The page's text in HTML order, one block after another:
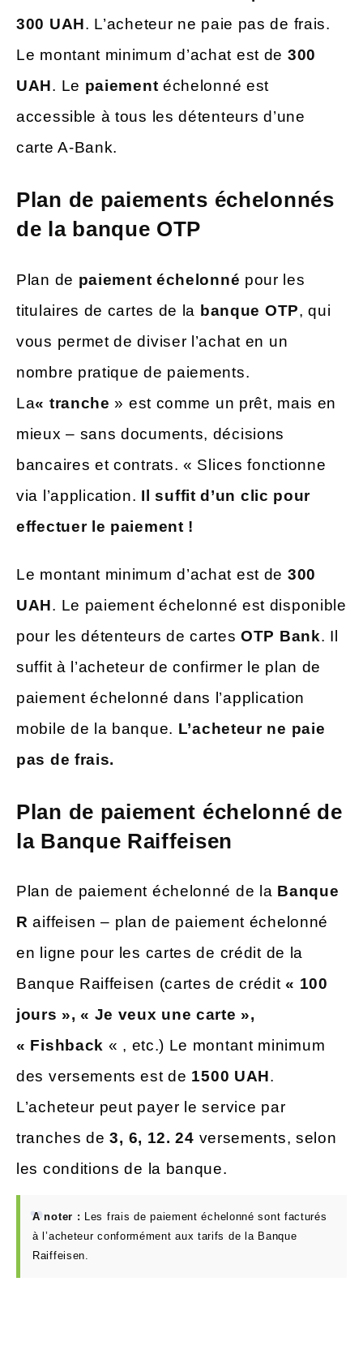
300 UAH. L’acheteur ne paie pas de frais.
Le montant minimum d’achat est de 300
UAH. Le paiement échelonné est
accessible à tous les détenteurs d’une
carte A-Bank.
Plan de paiements échelonnés
de la banque OTP
Plan de paiement échelonné pour les
titulaires de cartes de la banque OTP, qui
vous permet de diviser l’achat en un
nombre pratique de paiements.
La« tranche » est comme un prêt, mais en
mieux – sans documents, décisions
bancaires et contrats. « Slices fonctionne
via l’application. Il suffit d’un clic pour
effectuer le paiement !
Le montant minimum d’achat est de 300
UAH. Le paiement échelonné est disponible
pour les détenteurs de cartes OTP Bank. Il
suffit à l’acheteur de confirmer le plan de
paiement échelonné dans l’application
mobile de la banque. L’acheteur ne paie
pas de frais.
Plan de paiement échelonné de
la Banque Raiffeisen
Plan de paiement échelonné de la Banque
R aiffeisen – plan de paiement échelonné
en ligne pour les cartes de crédit de la
Banque Raiffeisen (cartes de crédit« 100
jours », « Je veux une carte »,
« Fishback « , etc.) Le montant minimum
des versements est de 1500 UAH.
L’acheteur peut payer le service par
tranches de3, 6, 12. 24 versements, selon
les conditions de la banque.
A noter : Les frais de paiement échelonné sont facturés
à l’acheteur conformément aux tarifs de la Banque
Raiffeisen.